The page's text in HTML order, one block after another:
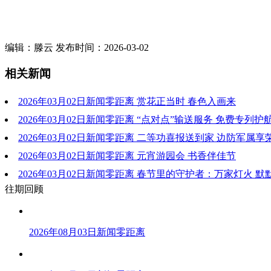
编辑：滕云 发布时间：2026-03-02
相关新闻
2026年03月02日新闻零距离 赏花正当时 春色入画来
2026年03月02日新闻零距离 “点对点”输送服务 免费专列护
2026年03月02日新闻零距离 二等功喜报送到家 边防军属享
2026年03月02日新闻零距离 元宵游园会 书香伴佳节
2026年03月02日新闻零距离 春节里的守护者：万家灯火 默
往期回顾
2026年08月03日新闻零距离